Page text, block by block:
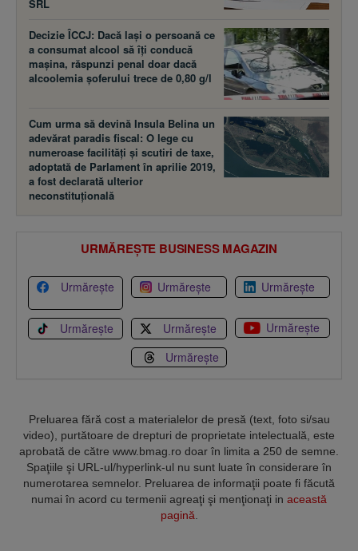
SRL
Decizie ÎCCJ: Dacă laşi o persoană ce
a consumat alcool să îţi conducă
maşina, răspunzi penal doar dacă
alcoolemia şoferului trece de 0,80 g/l
Cum urma să devină Insula Belina un
adevărat paradis fiscal: O lege cu
numeroase facilităţi şi scutiri de taxe,
adoptată de Parlament în aprilie 2019,
a fost declarată ulterior
neconstituţională
URMĂREȘTE BUSINESS MAGAZIN
Urmărește Urmărește Urmărește
Urmărește Urmărește
Urmărește
Urmărește
Preluarea fără cost a materialelor de presă (text, foto si/sau
video), purtătoare de drepturi de proprietate intelectuală, este
aprobată de către www.bmag.ro doar în limita a 250 de semne.
Spaţiile şi URL-ul/hyperlink-ul nu sunt luate în considerare în
numerotarea semnelor. Preluarea de informaţii poate fi făcută
numai în acord cu termenii agreaţi şi menţionaţi in această
pagină.